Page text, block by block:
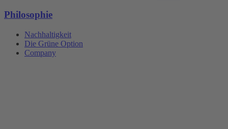
Philosophie
Nachhaltigkeit
Die Grüne Option
Company